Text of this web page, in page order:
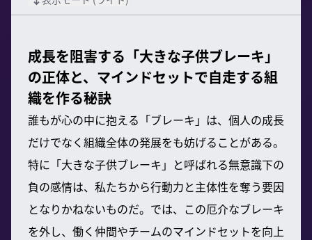
成長を阻害する「大きな子供ブレーキ」
の正体と、マインドセットで自走する組
織を作る秘訣
誰もが心の中に抱える「ブレーキ」は、個人の成長
だけでなく組織全体の発展をも妨げることがある。
特に「大きな子供ブレーキ」と呼ばれる無意識下の
負の感情は、私たちから行動力と主体性を奪う要因
となりかねないものだ。では、この厄介なブレーキ
を外し、働く仲間やチームのマインドセットを向上